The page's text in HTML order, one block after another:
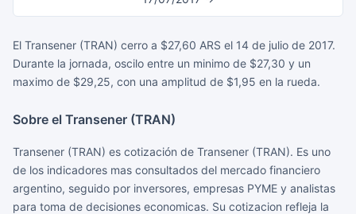
El Transener (TRAN) cerro a $27,60 ARS el 14 de julio de 2017.
Durante la jornada, oscilo entre un minimo de $27,30 y un
maximo de $29,25, con una amplitud de $1,95 en la rueda.
Sobre el Transener (TRAN)
Transener (TRAN) es cotización de Transener (TRAN). Es uno
de los indicadores mas consultados del mercado financiero
argentino, seguido por inversores, empresas PYME y analistas
para toma de decisiones economicas. Su cotizacion refleja la